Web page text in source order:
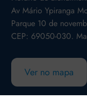
Av Mário Ypiranga
Parque 10 de
CEP: 69050-030.
Ver no mapa